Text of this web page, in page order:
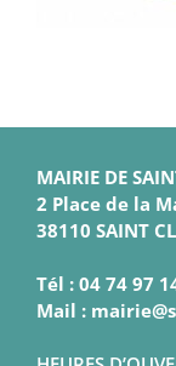
MAIRIE DE
2 Place de la
38110 SAINT
Tél : 04 74 97
Mail :